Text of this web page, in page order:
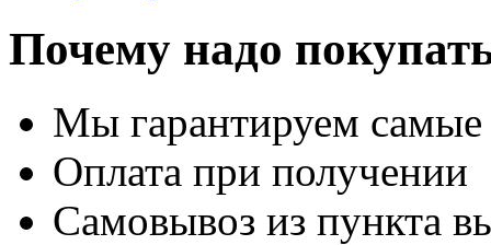
Почему надо
Мы гарантируем
Оплата при получении
Самовывоз из пункта